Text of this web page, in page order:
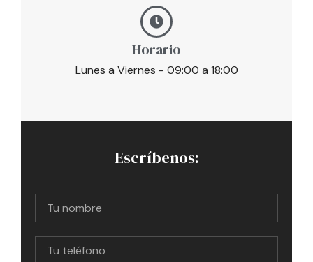
Horario
Lunes a Viernes - 09:00 a 18:00
Escríbenos: